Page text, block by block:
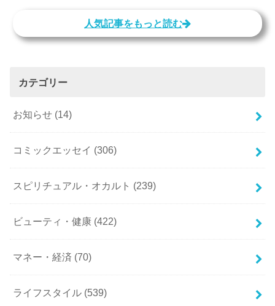
人気記事をもっと読む
カテゴリー
お知らせ (14)
コミックエッセイ (306)
スピリチュアル・オカルト (239)
ビューティ・健康 (422)
マネー・経済 (70)
ライフスタイル (539)